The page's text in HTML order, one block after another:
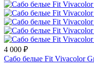
4 000 ₽
Сабо белые Fit Vivacolor